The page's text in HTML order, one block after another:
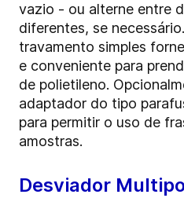
vazio - ou alterne entre
diferentes, se
travamento simples
e conveniente para
de polietileno.
adaptador do tipo
para permitir o uso de
amostras.
Desviador